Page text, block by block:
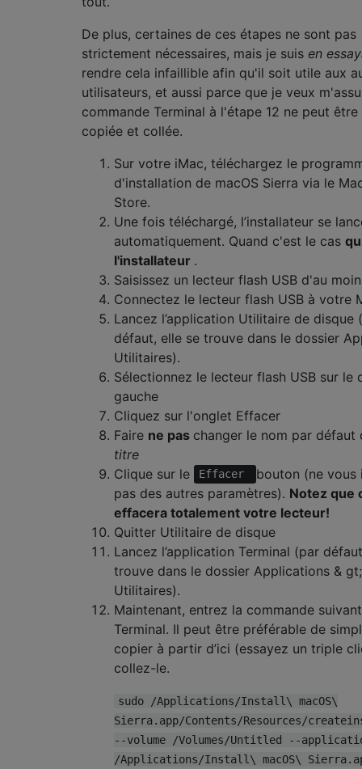
De plus, certaines de ces étapes ne sont pas
strictement nécessaires, mais je suis en
rendre cela infaillible afin qu'il soit utile aux
utilisateurs, et aussi parce que je veux
commande Terminal à l'étape 12 ne peut être
copiée et collée.
Sur votre iMac, téléchargez le
d'installation de macOS Sierra via le
Store.
Une fois téléchargé, l’installateur se
automatiquement. Quand c'est le cas
l'installateur .
Saisissez un lecteur flash USB d'au
Connectez le lecteur flash USB à votre
Lancez l’application Utilitaire de disque
défaut, elle se trouve dans le dossier
Utilitaires).
Sélectionnez le lecteur flash USB sur le
gauche
Cliquez sur l'onglet Effacer
Faire ne pas changer le nom par
titre
Clique sur le
Effacer
bouton (ne vous
pas des autres paramètres). Notez que
effacera totalement votre lecteur!
Quitter Utilitaire de disque
Lancez l’application Terminal (par
trouve dans le dossier Applications & gt;
Utilitaires).
Maintenant, entrez la commande
Terminal. Il peut être préférable de
copier à partir d’ici (essayez un triple
collez-le.
sudo /Applications/Install\ macOS\
Sierra.app/Contents/Resources/
--volume /Volumes/Untitled --
/Applications/Install\ macOS\